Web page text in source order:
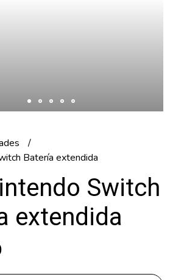
Batería extendida
Switch
extendida